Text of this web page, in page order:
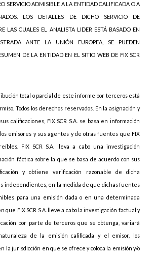
SERVICIO ADMISIBLE A LA ENTIDAD CALIFICADA O A
LOS DETALLES DE DICHO SERVICIO DE
LAS CUALES EL ANALISTA LIDER ESTÁ BASADO EN
ANTE LA UNIÓN EUROPEA, SE PUEDEN
DE LA ENTIDAD EN EL SITIO WEB DE FIX SCR
total o parcial de este informe por terceros está
Todos los derechos reservados. En la asignación y
calificaciones, FIX SCR S.A. se basa en información
emisores y sus agentes y de otras fuentes que FIX
FIX SCR S.A. lleva a cabo una investigación
fáctica sobre la que se basa de acuerdo con sus
y obtiene verificación razonable de dicha
independientes, en la medida de que dichas fuentes
para una emisión dada o en una determinada
que FIX SCR S.A. lleve a cabo la investigación factual y
por parte de terceros que se obtenga, variará
de la emisión calificada y el emisor, los
la jurisdicción en que se ofrece y coloca la emisión y/o